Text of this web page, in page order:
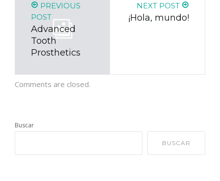
PREVIOUS
POST
Advanced
Tooth
Prosthetics
NEXT POST
¡Hola, mundo!
Comments are closed.
Buscar
BUSCAR